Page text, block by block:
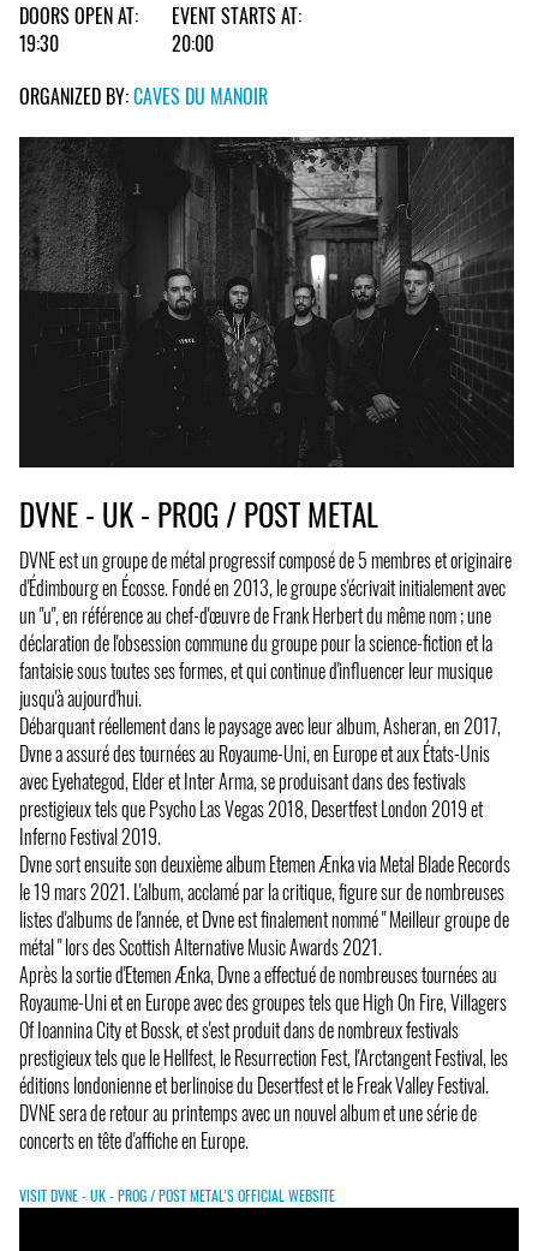
DOORS OPEN AT:
19:30
EVENT STARTS AT:
20:00
ORGANIZED BY:CAVES DU MANOIR
DVNE - UK - PROG / POST METAL
DVNE est un groupe de métal progressif composé de 5 membres et originaire
d'Édimbourg en Écosse. Fondé en 2013, le groupe s'écrivait initialement avec
un "u", en référence au chef-d'œuvre de Frank Herbert du même nom ; une
déclaration de l'obsession commune du groupe pour la science-fiction et la
fantaisie sous toutes ses formes, et qui continue d'influencer leur musique
jusqu'à aujourd'hui.
Débarquant réellement dans le paysage avec leur album, Asheran, en 2017,
Dvne a assuré des tournées au Royaume-Uni, en Europe et aux États-Unis
avec Eyehategod, Elder et Inter Arma, se produisant dans des festivals
prestigieux tels que Psycho Las Vegas 2018, Desertfest London 2019 et
Inferno Festival 2019.
Dvne sort ensuite son deuxième album Etemen Ænka via Metal Blade Records
le 19 mars 2021. L'album, acclamé par la critique, figure sur de nombreuses
listes d'albums de l'année, et Dvne est finalement nommé " Meilleur groupe de
métal " lors des Scottish Alternative Music Awards 2021.
Après la sortie d'Etemen Ænka, Dvne a effectué de nombreuses tournées au
Royaume-Uni et en Europe avec des groupes tels que High On Fire, Villagers
Of Ioannina City et Bossk, et s'est produit dans de nombreux festivals
prestigieux tels que le Hellfest, le Resurrection Fest, l'Arctangent Festival, les
éditions londonienne et berlinoise du Desertfest et le Freak Valley Festival.
DVNE sera de retour au printemps avec un nouvel album et une série de
concerts en tête d'affiche en Europe.
VISIT DVNE - UK - PROG / POST METAL'S OFFICIAL WEBSITE